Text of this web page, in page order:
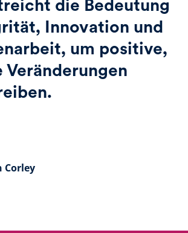
die Bedeutung
Innovation und
um positive,
Veränderungen
Corley